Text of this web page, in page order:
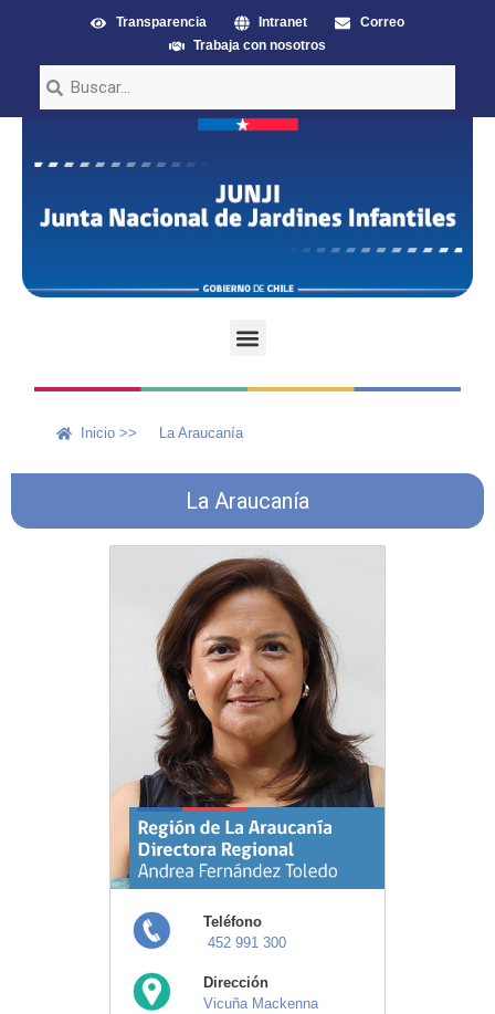
Transparencia Intranet
Correo
Trabaja con nosotros
Inicio >> La Araucanía
La Araucanía
Teléfono
452 991 300
Dirección
Vicuña Mackenna